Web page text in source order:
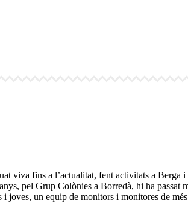
viva fins a l’actualitat, fent activitats a Berga i
pel Grup Colònies a Borredà, hi ha passat
joves, un equip de monitors i monitores de